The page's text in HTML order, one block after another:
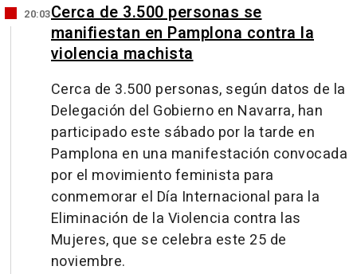
20:03Cerca de 3.500 personas se
manifiestan en Pamplona contra la
violencia machista
Cerca de 3.500 personas, según datos de la
Delegación del Gobierno en Navarra, han
participado este sábado por la tarde en
Pamplona en una manifestación convocada
por el movimiento feminista para
conmemorar el Día Internacional para la
Eliminación de la Violencia contra las
Mujeres, que se celebra este 25 de
noviembre.